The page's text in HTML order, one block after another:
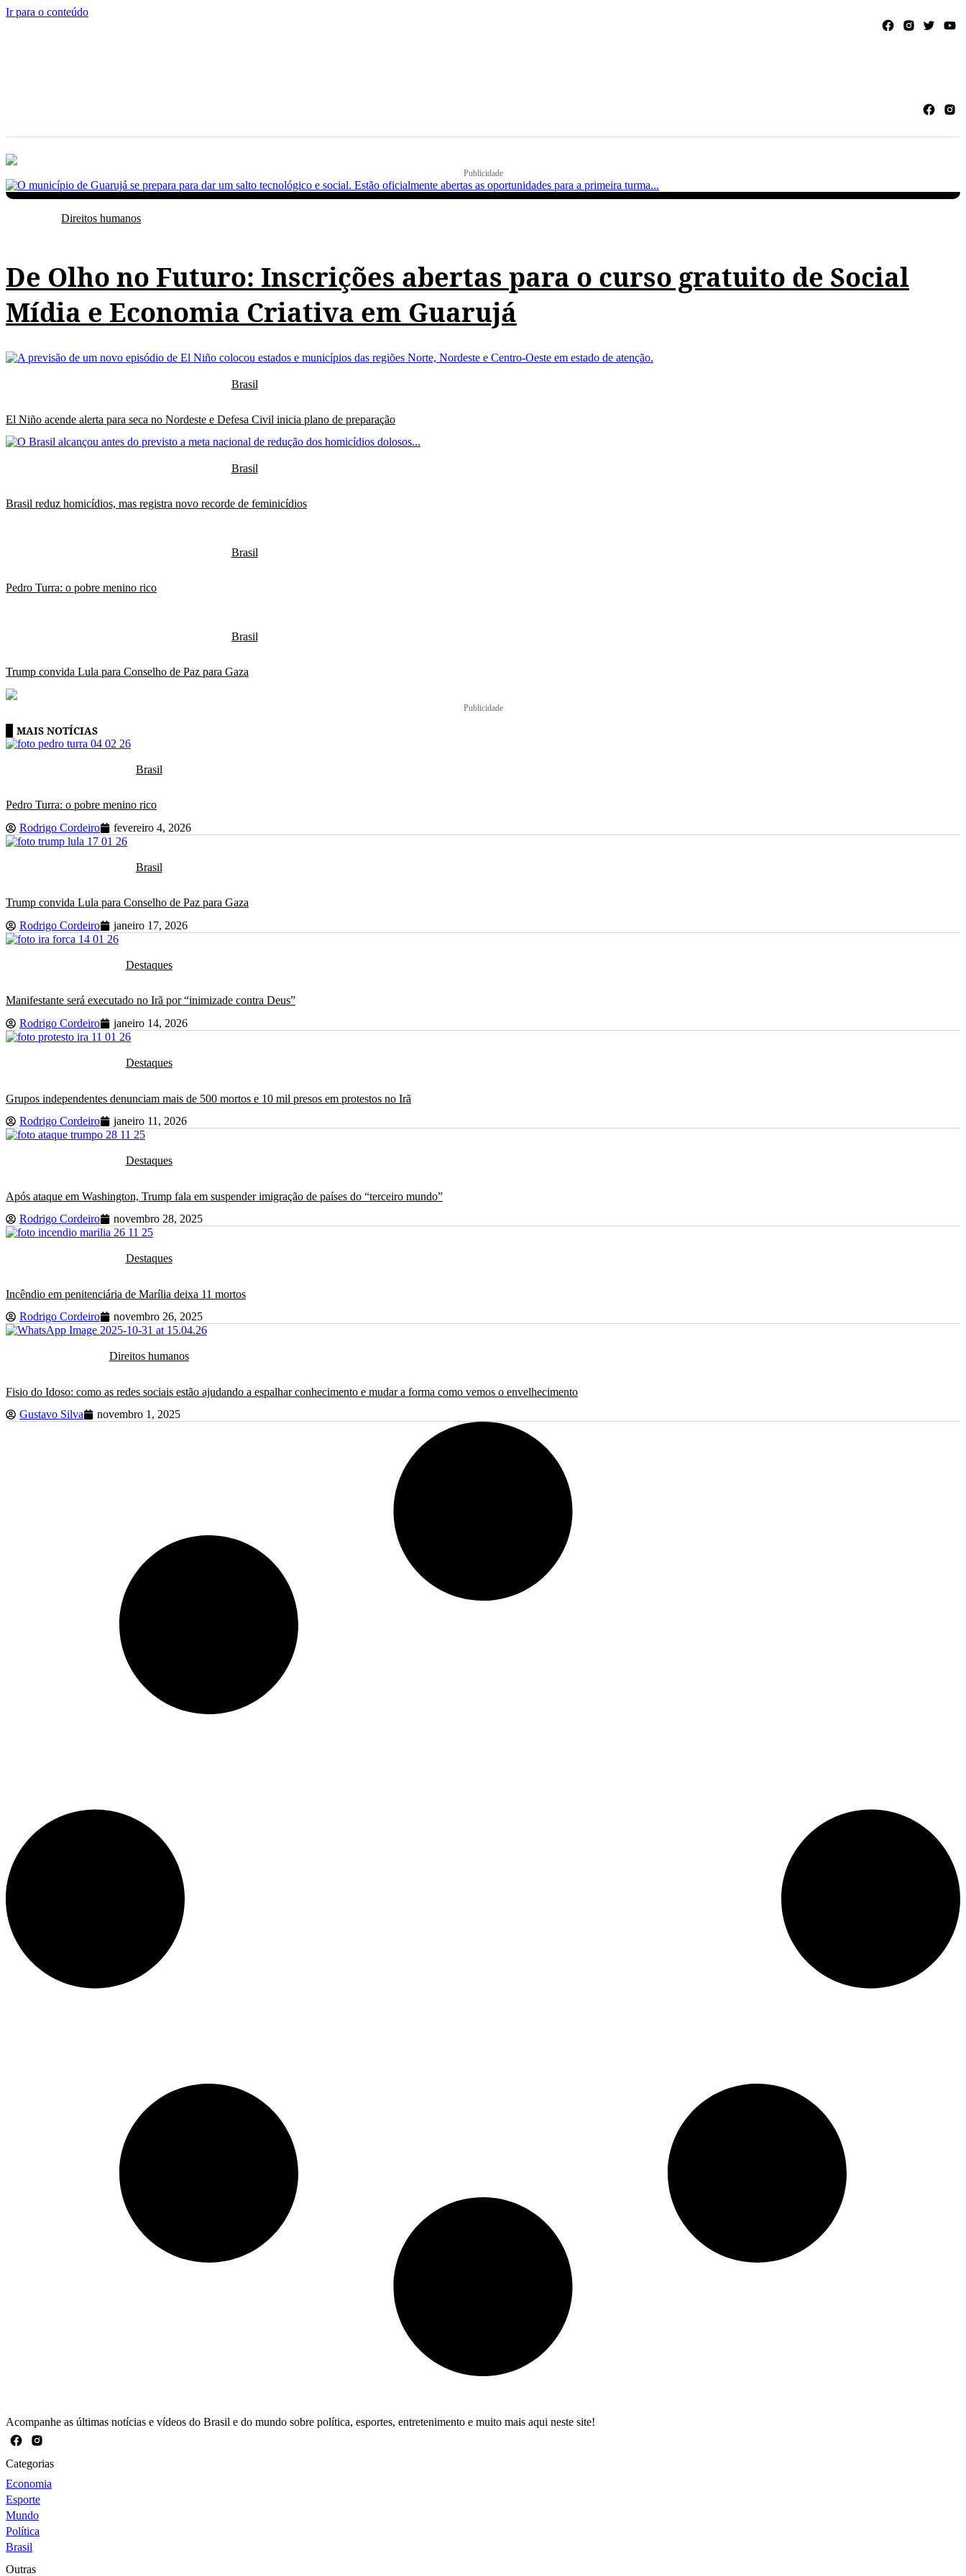
Ir para o conteúdo
Direitos humanos
Publicidade
Direitos humanos
De Olho no Futuro: Inscrições abertas para o curso gratuito de Social
Mídia e Economia Criativa em Guarujá
Brasil
El Niño acende alerta para seca no Nordeste e Defesa Civil inicia plano de preparação
Brasil
Brasil reduz homicídios, mas registra novo recorde de feminicídios
Brasil
Pedro Turra: o pobre menino rico
Brasil
Trump convida Lula para Conselho de Paz para Gaza
Publicidade
MAIS NOTÍCIAS
Brasil
Pedro Turra: o pobre menino rico
Rodrigo Cordeiro
fevereiro 4, 2026
Brasil
Trump convida Lula para Conselho de Paz para Gaza
Rodrigo Cordeiro
janeiro 17, 2026
Destaques
Manifestante será executado no Irã por “inimizade contra Deus”
Rodrigo Cordeiro
janeiro 14, 2026
Destaques
Grupos independentes denunciam mais de 500 mortos e 10 mil presos em protestos no Irã
Rodrigo Cordeiro
janeiro 11, 2026
Destaques
Após ataque em Washington, Trump fala em suspender imigração de países do “terceiro mundo”
Rodrigo Cordeiro
novembro 28, 2025
Destaques
Incêndio em penitenciária de Marília deixa 11 mortos
Rodrigo Cordeiro
novembro 26, 2025
Direitos humanos
Fisio do Idoso: como as redes sociais estão ajudando a espalhar conhecimento e mudar a forma como vemos o envelhecimento
Gustavo Silva
novembro 1, 2025
Acompanhe as últimas notícias e vídeos do Brasil e do mundo sobre política, esportes, entretenimento e muito mais aqui neste site!
Categorias
Economia
Esporte
Mundo
Política
Brasil
Outras